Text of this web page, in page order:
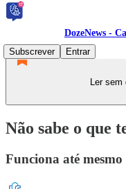
DozeNews -
Subscrever
Entrar
Ler
Não sabe o que
Funciona até